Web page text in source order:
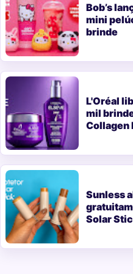
Bob’s
mini
brinde
L'Oréal
mil
Collagen
Sunless
Solar